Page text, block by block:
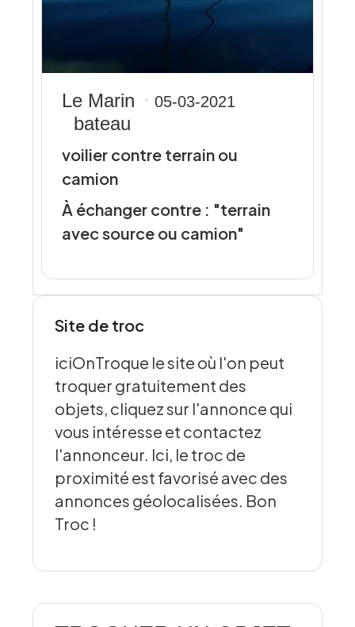
Le Marin 05-03-2021
bateau
voilier contre terrain ou
camion
À échanger contre : "terrain
avec source ou camion"
Site de troc
iciOnTroque le site où l'on peut
troquer gratuitement des
objets, cliquez sur l'annonce qui
vous intéresse et contactez
l'annonceur. Ici, le troc de
proximité est favorisé avec des
annonces géolocalisées. Bon
Troc !